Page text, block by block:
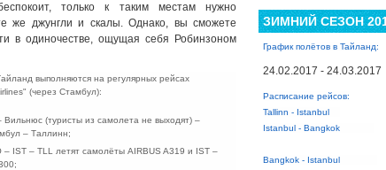
только к таким местам нужно
же джунгли и скалы. Однако, вы сможете
в одиночестве, ощущая себя Робинзоном
выполняются на регулярных рейсах
(через Стамбул):
(туристы из самолета не выходят) –
– Таллинн;
IST – TLL летят самолёты AIRBUS A319 и IST –
ЗИМНИЙ СЕЗОН
График полётов в Taйланд:
24.02.2017 - 24.03.2017
Расписание рейсов:
Tallinn - Istanbul
Istanbul - Bangkok
Bangkok - Istanbul